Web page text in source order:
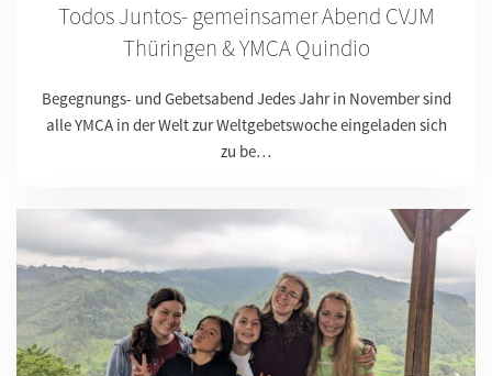
Todos Juntos- gemeinsamer Abend CVJM
Thüringen & YMCA Quindio
Begegnungs- und Gebetsabend Jedes Jahr in November sind
alle YMCA in der Welt zur Weltgebetswoche eingeladen sich
zu be…